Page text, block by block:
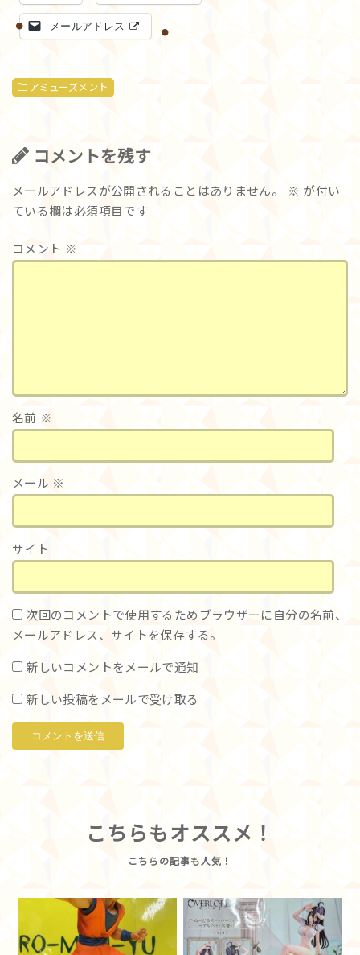
メールアドレス
アミューズメント
コメントを残す
メールアドレスが公開されることはありません。 ※ が付い
ている欄は必須項目です
コメント ※
名前 ※
メール ※
サイト
次回のコメントで使用するためブラウザーに自分の名前、
メールアドレス、サイトを保存する。
新しいコメントをメールで通知
新しい投稿をメールで受け取る
こちらもオススメ！